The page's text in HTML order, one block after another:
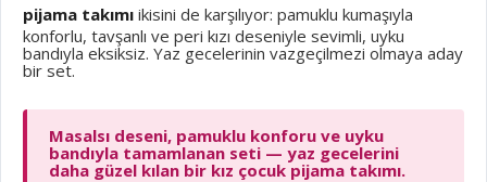
pijama takımı ikisini de karşılıyor: pamuklu kumaşıyla
konforlu, tavşanlı ve peri kızı deseniyle sevimli, uyku
bandıyla eksiksiz. Yaz gecelerinin vazgeçilmezi olmaya aday
bir set.
Masalsı deseni, pamuklu konforu ve uyku
bandıyla tamamlanan seti — yaz gecelerini
daha güzel kılan bir kız çocuk pijama takımı.